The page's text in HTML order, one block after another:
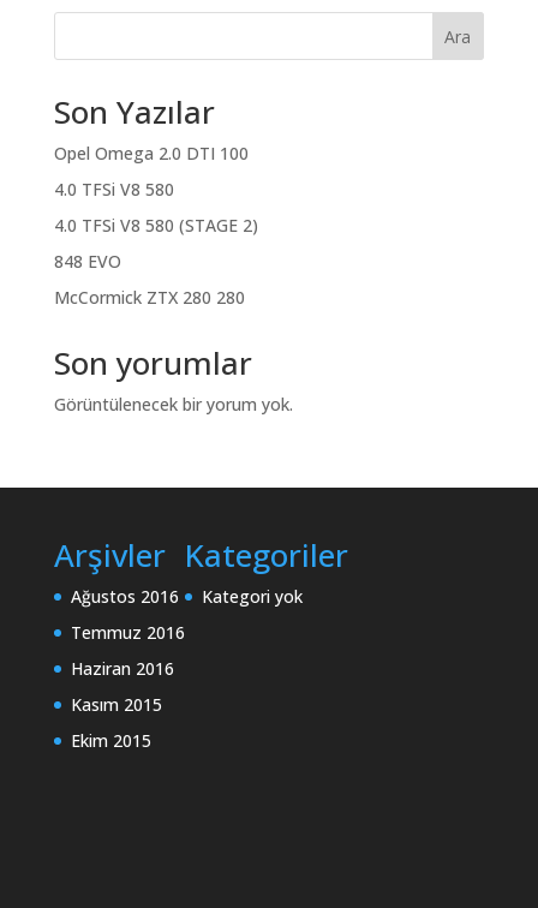
Ara
Son Yazılar
Opel Omega 2.0 DTI 100
4.0 TFSi V8 580
4.0 TFSi V8 580 (STAGE 2)
848 EVO
McCormick ZTX 280 280
Son yorumlar
Görüntülenecek bir yorum yok.
Arşivler
Ağustos 2016
Temmuz 2016
Haziran 2016
Kasım 2015
Ekim 2015
Kategoriler
Kategori yok